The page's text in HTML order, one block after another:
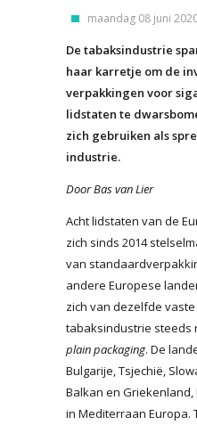
maandag 08 juni
De tabaksindustrie
haar karretje om de
verpakkingen voor
lidstaten te
zich gebruiken als
industrie.
Door Bas van Lier
Acht lidstaten van de
zich sinds 2014
van
andere Europese
zich van dezelfde
tabaksindustrie steeds
plain packaging. De
Bulgarije, Tsjechië,
Balkan en Griekenland,
in Mediterraan Europa.